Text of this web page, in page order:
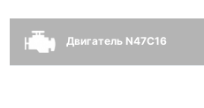
Двигатель N47C16